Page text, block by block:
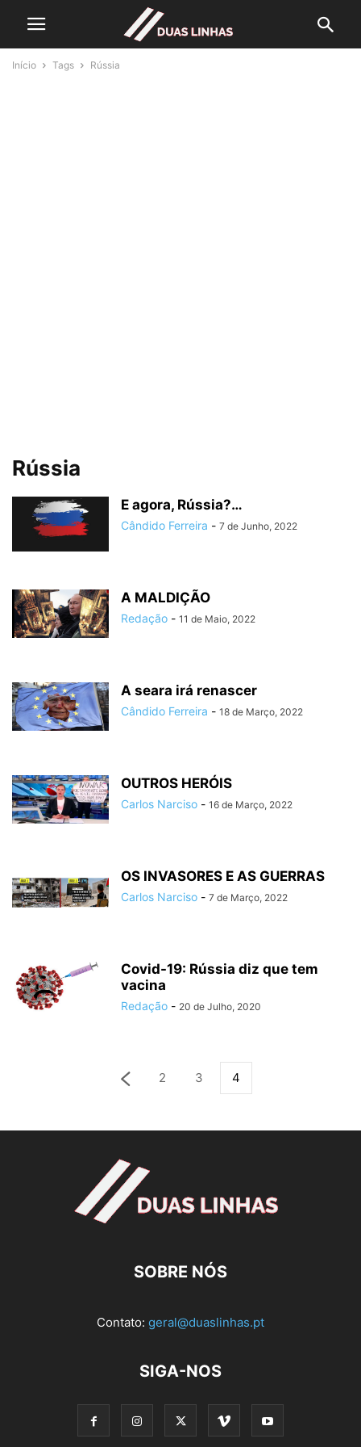
Início Tags Rússia
Rússia
E agora, Rússia?…
Cândido Ferreira - 7 de Junho, 2022
A MALDIÇÃO
Redação - 11 de Maio, 2022
A seara irá renascer
Cândido Ferreira - 18 de Março, 2022
OUTROS HERÓIS
Carlos Narciso - 16 de Março, 2022
OS INVASORES E AS GUERRAS
Carlos Narciso - 7 de Março, 2022
Covid-19: Rússia diz que tem
vacina
Redação - 20 de Julho, 2020
2 3 4
SOBRE NÓS
Contato: geral@duaslinhas.pt
SIGA-NOS